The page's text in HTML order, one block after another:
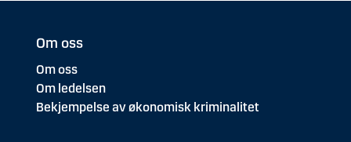
Om oss
Om oss
Om ledelsen
Bekjempelse av økonomisk kriminalitet